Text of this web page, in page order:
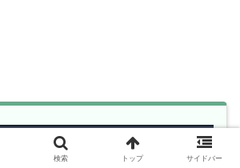
検索 トップ サイドバー